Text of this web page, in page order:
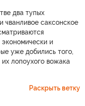
два тупых
чванливое саксонское
и
уже добились того,
лопоухого вожака
Раскрыть ветку